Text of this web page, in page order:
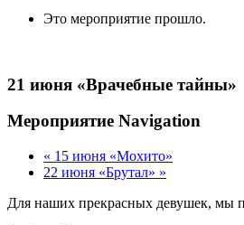
Это мероприятие прошло.
21 июня «Врачебные тайны»
Мероприятие Navigation
« 15 июня «Мохито»
22 июня «Брутал» »
Для наших прекрасных девушек, мы